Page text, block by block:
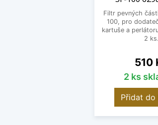
Filtr pevných
100, pro
kartuše a
2 ks.
Cena
510
2 ks
Přidat do